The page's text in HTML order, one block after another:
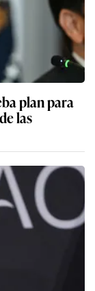
plan para
las